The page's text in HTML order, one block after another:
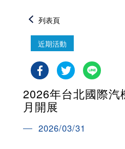
列表頁
近期活動
2026年台北國際汽
月開展
2026/03/31